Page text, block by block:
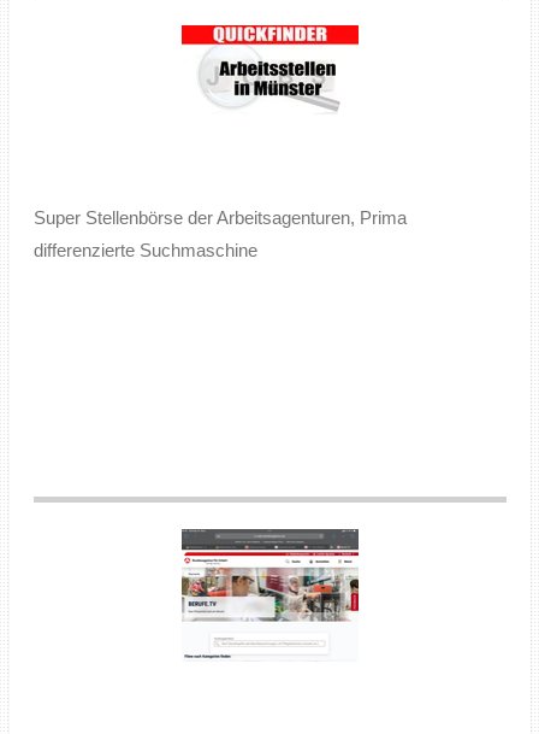
Super Stellenbörse der Arbeitsagenturen, Prima
differenzierte Suchmaschine